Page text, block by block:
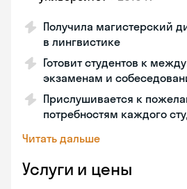
Получила магистерский
в лингвистике
Готовит студентов к
экзаменам и
Прислушивается к
потребностям каждого
Читать дальше
Услуги и цены